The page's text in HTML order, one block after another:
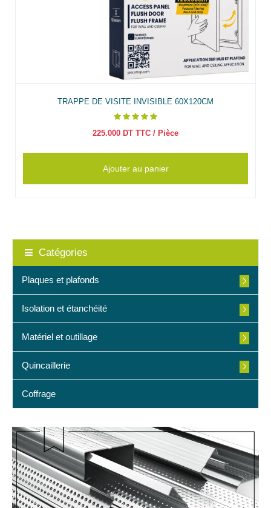
Catégories
Plaques et plafonds
Isolation et étanchéité
Matériel et outillage
Quincaillerie
Coffrage
TRAPPE DE VISITE INVISIBLE 60X120CM
225.000 DT TTC / Pièce
Ajouter au panier